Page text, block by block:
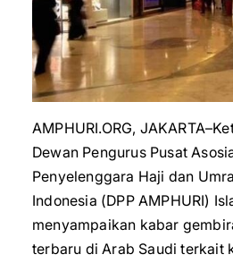
AMPHURI.ORG,
Dewan Pengurus Pusat
Penyelenggara Haji dan
Indonesia (DPP AMPHURI)
menyampaikan kabar
terbaru di Arab Saudi terkait